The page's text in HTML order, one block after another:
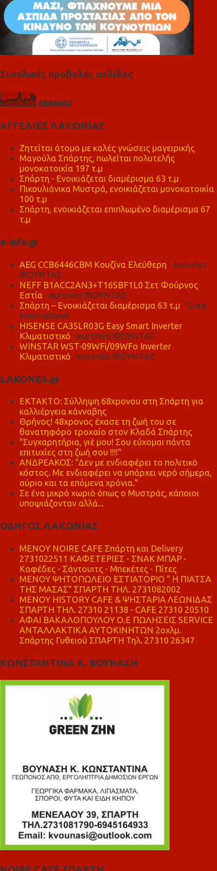
Συνολικές προβολές σελίδας
6866662
ΑΓΓΕΛΙΕΣ ΛΑΚΩΝΙΑΣ
Ζητείται άτομο με καλές γνώσεις μαγειρικής
Μαγούλα Σπάρτης, πωλείται πολυτελής
μονοκατοικία 197 τ.μ
Σπάρτη - Ενοικιάζεται διαμέρισμα 63 τ.μ
Πικουλιάνικα Μυστρά, ενοικιάζεται μονοκατοικία
100 τ.μ
Σπάρτη, ενοικιάζεται επιπλωμένο διαμέρισμα 67
τ.μ
e-info.gr
AEG CCB6446CBM Κουζίνα Ελεύθερη - euronics
ΦΟΥΝΤΑΣ
NEFF B1ACC2AN3+T16SBF1L0 Σετ Φούρνος
Εστία - euronics ΦΟΥΝΤΑΣ
Σπάρτη – Ενοικιάζεται διαμέρισμα 63 τ.μ - Grad
international
HISENSE CA35LR03G Easy Smart Inverter
Κλιματιστικό - euronics ΦΟΥΝΤΑΣ
WINSTAR WST-09WFi/09WFo Inverter
Κλιματιστικό - euronics ΦΟΥΝΤΑΣ
LAKONES.gr
ΕΚΤΑΚΤΟ: Σύλληψη 68χρονου στη Σπάρτη για
καλλιέργεια κάνναβης
Θρήνος! 48χρονος έχασε τη ζωή του σε
θανατηφόρο τροχαίο στον Κλαδά Σπάρτης
"Συγχαρητήρια, γιέ μου! Σου εύχομαι πάντα
επιτυχίες στη ζωή σου !!!!"
ΑΝΔΡΕΑΚΟΣ: "Δεν με ενδιαφέρει το πολιτικό
κόστος. Με ενδιαφέρει να υπάρχει νερό σήμερα,
αύριο και τα επόμενα χρόνια."
Σε ένα μικρό χωριό όπως ο Μυστράς, κάποιοι
υποψιάζονταν αλλά...
ΟΔΗΓΟΣ ΛΑΚΩΝΙΑΣ
MENOY NOIRE CAFE Σπάρτη και Delivery
2731022511 ΚΑΦΕΤΕΡΙΕΣ - ΣΝΑΚ ΜΠΑΡ -
Καφέδες - Σάντουιτς - Μπεκέτες - Πίτες
ΜΕΝΟΥ ΨΗΤΟΠΩΛΕΙΟ ΕΣΤΙΑΤΟΡΙΟ " Η ΠΙΑΤΣΑ
ΤΗΣ ΜΑΣΑΣ" ΣΠΑΡΤΗ ΤΗΛ. 2731082002
ΜΕΝΟΥ HISTORY CAFE & ΨΗΣΤΑΡΙΑ ΛΕΩΝΙΔΑΣ
ΣΠΑΡΤΗ ΤΗΛ. 27310 21138 - CAFE 27310 20510
ΑΦΑΙ ΒΑΚΑΛΟΠΟΥΛΟΥ Ο.Ε ΠΩΛΗΣΕΙΣ SERVICE
ΑΝΤΑΛΛΑΚΤΙΚΑ ΑΥΤΟΚΙΝΗΤΩΝ 2οχλμ.
Σπάρτης Γυθειού ΣΠΑΡΤΗ Τηλ. 27310 26347
ΚΩΝΣΤΑΝΤΙΝΑ Κ. ΒΟΥΝΑΣΗ